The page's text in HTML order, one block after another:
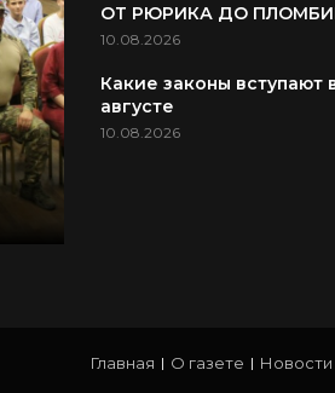
ОТ РЮРИКА ДО
10.08.2026
Какие законы вступают
августе
10.08.2026
Главная О газете Новости